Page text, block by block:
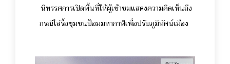
นิทรรศการเปิดพื้นที่ให้ผู้เข้าชมแสดงความคิดเห็นถึง
กรณีไล่รื้อชุมชนป้อมมหากาฬเพื่อปรับภูมิทัศน์เมือง